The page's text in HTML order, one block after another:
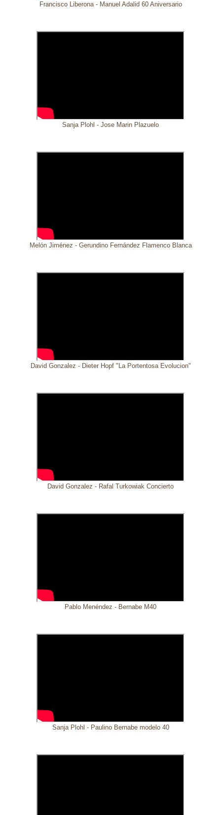
Francisco Liberona - Manuel Adalid 60 Aniversario
Sanja Plohl - Jose Marin Plazuelo
Melón Jiménez - Gerundino Fernández Flamenco Blanca
David Gonzalez - Dieter Hopf "La Portentosa Evolucion"
David Gonzalez - Rafal Turkowiak Concierto
Pablo Menéndez - Bernabe M40
Sanja Plohl - Paulino Bernabe modelo 40